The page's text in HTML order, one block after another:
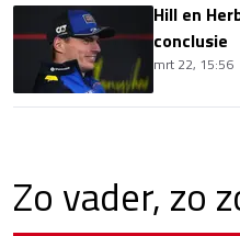
Hill en
conclusie
mrt 22, 15:56
Zo vader, zo